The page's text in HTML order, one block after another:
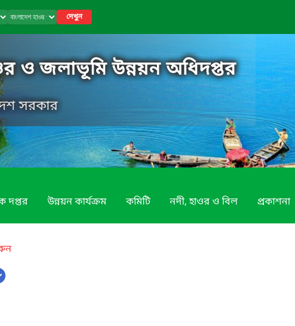
দেখুন
ও জলাভূমি উন্নয়ন অধিদপ্তর
সরকার
দপ্তর উন্নয়ন কার্যক্রম কমিটি নদী, হাওর ও বিল প্রকাশনা